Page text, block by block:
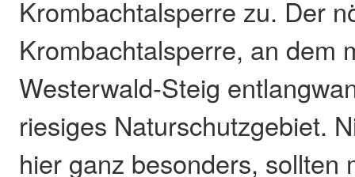
Krombachtalsperre zu. Der
Krombachtalsperre, an dem
Westerwald-Steig
riesiges Naturschutzgebiet.
hier ganz besonders, sollten